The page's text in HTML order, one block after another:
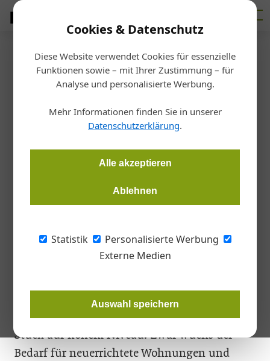
Cookies & Datenschutz
Diese Website verwendet Cookies für essenzielle
Funktionen sowie – mit Ihrer Zustimmung – für
Analyse und personalisierte Werbung.
Mehr Informationen finden Sie in unserer
Datenschutzerklärung.
Alle akzeptieren
Ablehnen
Statistik
Personalisierte Werbung
Externe Medien
Auswahl speichern
Startseite /Design
Küchenmarkt
Spüle und Arbeitsplatte als
Qualitätskriterium
Redaktion Tischler Journal
Der österreichische Küchenmarkt wuchs im Jahr 2017
Küche definiert sich aber immer öfter über die Wahl der
Küchenspüle und der Küchenarbeitsplatte, das zeigen
Die Nachfrage nach Küchen für private
Haushalte stagnierte im Jahr 2017 mit 179.000
Stück auf hohem Niveau. Zwar wuchs der
Bedarf für neuerrichtete Wohnungen und